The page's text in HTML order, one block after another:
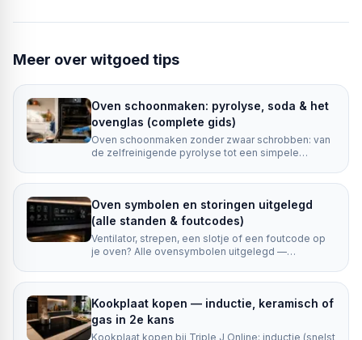
Meer over witgoed tips
Oven schoonmaken: pyrolyse, soda & het
ovenglas (complete gids)
Oven schoonmaken zonder zwaar schrobben: van
de zelfreinigende pyrolyse tot een simpele
Oven symbolen en storingen uitgelegd
(alle standen & foutcodes)
Ventilator, strepen, een slotje of een foutcode op
je oven? Alle ovensymbolen uitgelegd —
Kookplaat kopen — inductie, keramisch of
gas in 2e kans
Kookplaat kopen bij Triple J Online: inductie (snelst